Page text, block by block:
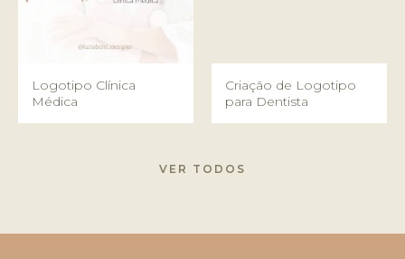
Logotipo Clínica
Médica
Criação de Logotipo
para Dentista
VER TODOS